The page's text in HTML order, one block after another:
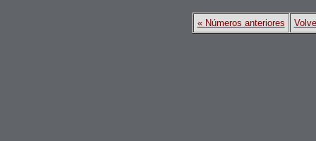
« Números anteriores